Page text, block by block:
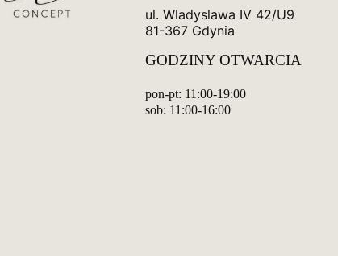
ul. Wladyslawa IV 42/U9
81-367 Gdynia
GODZINY OTWARCIA
pon-pt: 11:00-19:00
sob: 11:00-16:00